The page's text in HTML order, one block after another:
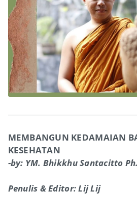
MEMBANGUN KEDAMAIAN
KESEHATAN
-by: YM. Bhikkhu Santacitto
Penulis & Editor: Lij Lij